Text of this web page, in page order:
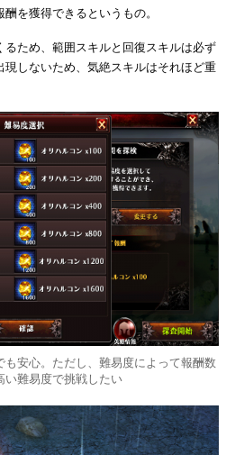
を獲得できるというもの。
ため、範囲スキルと回復スキルは必ず
しないため、気絶スキルはそれほど重
安心。ただし、難易度によって報酬数
い難易度で挑戦したい